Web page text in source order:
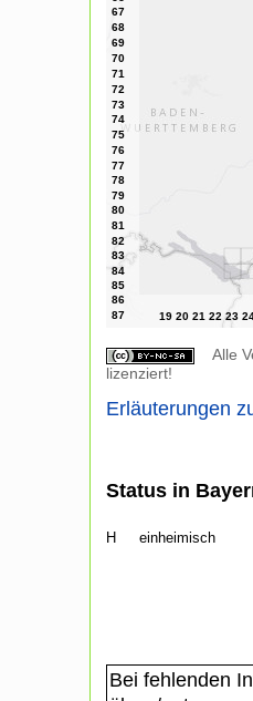
Alle
lizenziert!
Erläuterungen
Status in
H einheimisch
Bei fehlenden